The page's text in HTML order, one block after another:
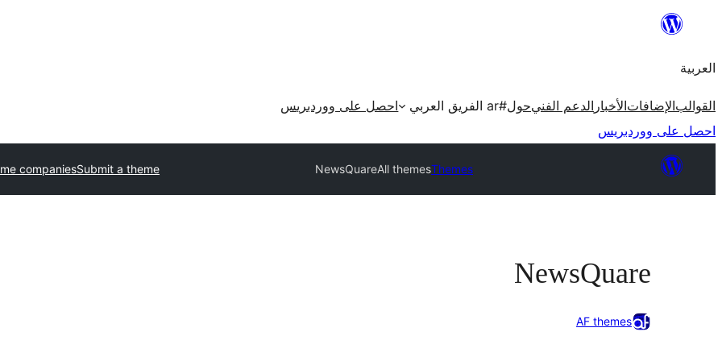
المحتوى
العربية
القوالبالإضافاتالأخبار الدعم الفنيحول#ar الفريق العربي
احصل على ووردبريس
احصل على ووردبريس
Themes
All themes
NewsQuare
Submit a theme
companies
NewsQuare
AF themes